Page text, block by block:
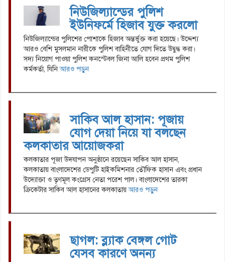
নিউজিল্যান্ডের পুলিশ
ইউনিফর্মে হিজাব যুক্ত করলো
নিউজিল্যান্ডের পুলিশের পোশাকে হিজাব অন্তর্ভুক্ত করা হয়েছে। উদ্দেশ্য
আরও বেশি মুসলমান নারীকে পুলিশ বাহিনীতে যোগ দিতে উদ্বুদ্ধ করা।
সদ্য নিয়োগ পাওয়া পুলিশ কনস্টেবল জিনা আলি হবেন প্রথম পুলিশ
কর্মকর্তা, যিনিআরও পড়ুন
সাকিব আল হাসান: পূজায়
যোগ দেয়া নিয়ে যা বলছেন
কলকাতার আয়োজকরা
কলকাতার পূজা উদযাপন অনুষ্ঠানে রয়েছেন সাকিব আল হাসান,
কলকাতায় বাংলাদেশের ডেপুটি হাইকমিশনার তৌফিক হাসান এবং প্রধান
উদ্যোক্তা ও তৃণমূল কংগ্রেস নেতা পরেশ পাল। বাংলাদেশের তারকা
ক্রিকেটার সাকিব আল হাসানের কলকাতায়আরও পড়ুন
ছাগল: ব্ল্যাক বেঙ্গল গোট
যেসব কারণে অনন্য